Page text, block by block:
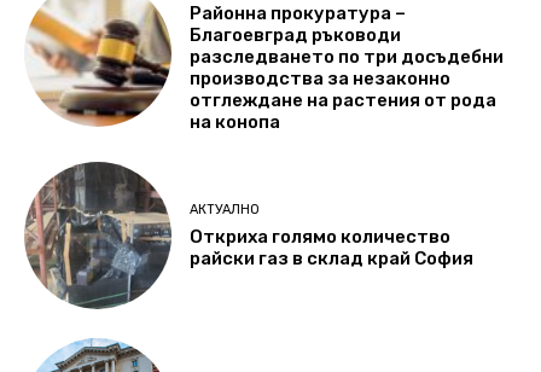
Районна прокуратура –
Благоевград ръководи
разследването по три досъдебни
производства за незаконно
отглеждане на растения от рода
на конопа
АКТУАЛНО
Откриха голямо количество
райски газ в склад край София